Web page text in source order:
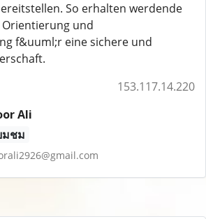
So erhalten werdende
und
f&uuml;r eine sichere und
153.117.14.220
Ali
มชม